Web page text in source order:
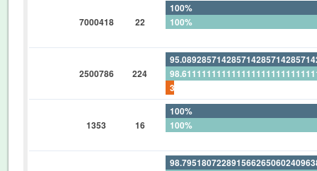
7000418 22
100%
100%
2500786 224
1353 16
100%
100%